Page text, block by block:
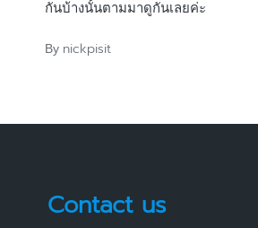
กันบ้างนั้นตามมาดูกันเลยค่ะ
Posted
By nickpisit
Contact us